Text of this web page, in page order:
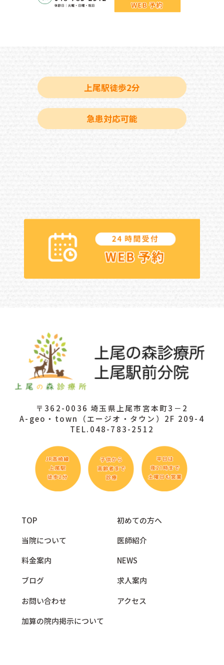
上尾駅徒歩2分
急患対応可能
〒362-0036 埼玉県上尾市宮本町3－2
A-geo・town（エージオ・タウン）2F 209-4
TEL.048-783-2512
TOP
初めての方へ
当院について
医師紹介
料金案内
NEWS
ブログ
求人案内
お問い合わせ
アクセス
加算の院内掲示について